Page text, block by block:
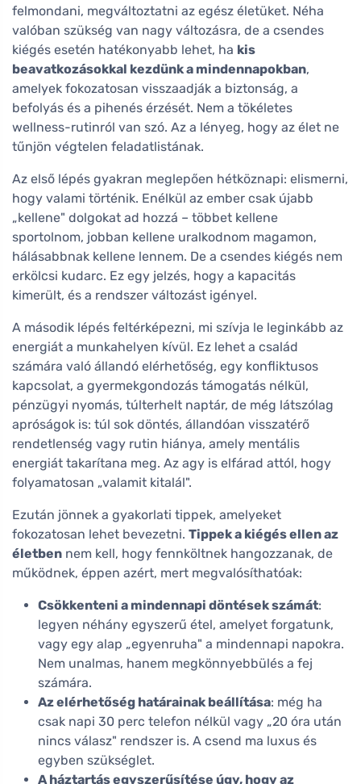
felmondani, megváltoztatni az egész életüket. Néha
valóban szükség van nagy változásra, de a csendes
kiégés esetén hatékonyabb lehet, ha kis
beavatkozásokkal kezdünk a mindennapokban,
amelyek fokozatosan visszaadják a biztonság, a
befolyás és a pihenés érzését. Nem a tökéletes
wellness-rutinról van szó. Az a lényeg, hogy az élet ne
tűnjön végtelen feladatlistának.
Az első lépés gyakran meglepően hétköznapi: elismerni,
hogy valami történik. Enélkül az ember csak újabb
„kellene" dolgokat ad hozzá – többet kellene
sportolnom, jobban kellene uralkodnom magamon,
hálásabbnak kellene lennem. De a csendes kiégés nem
erkölcsi kudarc. Ez egy jelzés, hogy a kapacitás
kimerült, és a rendszer változást igényel.
A második lépés feltérképezni, mi szívja le leginkább az
energiát a munkahelyen kívül. Ez lehet a család
számára való állandó elérhetőség, egy konfliktusos
kapcsolat, a gyermekgondozás támogatás nélkül,
pénzügyi nyomás, túlterhelt naptár, de még látszólag
apróságok is: túl sok döntés, állandóan visszatérő
rendetlenség vagy rutin hiánya, amely mentális
energiát takarítana meg. Az agy is elfárad attól, hogy
folyamatosan „valamit kitalál".
Ezután jönnek a gyakorlati tippek, amelyeket
fokozatosan lehet bevezetni. Tippek a kiégés ellen az
életben nem kell, hogy fennköltnek hangozzanak, de
működnek, éppen azért, mert megvalósíthatóak:
Csökkenteni a mindennapi döntések számát:
legyen néhány egyszerű étel, amelyet forgatunk,
vagy egy alap „egyenruha" a mindennapi napokra.
Nem unalmas, hanem megkönnyebbülés a fej
számára.
Az elérhetőség határainak beállítása: még ha
csak napi 30 perc telefon nélkül vagy „20 óra után
nincs válasz" rendszer is. A csend ma luxus és
egyben szükséglet.
A háztartás egyszerűsítése úgy, hogy az